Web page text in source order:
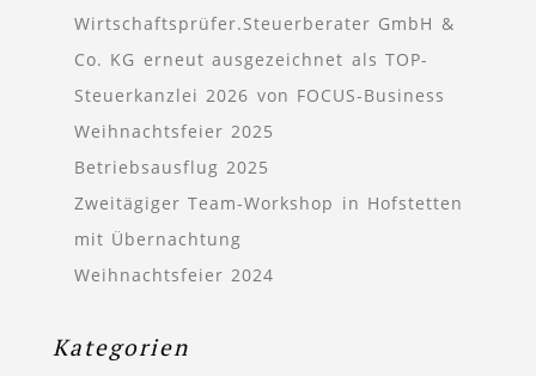
Wirtschaftsprüfer.Steuerberater GmbH &
Co. KG erneut ausgezeichnet als TOP-
Steuerkanzlei 2026 von FOCUS-Business
Weihnachtsfeier 2025
Betriebsausflug 2025
Zweitägiger Team-Workshop in Hofstetten
mit Übernachtung
Weihnachtsfeier 2024
Kategorien